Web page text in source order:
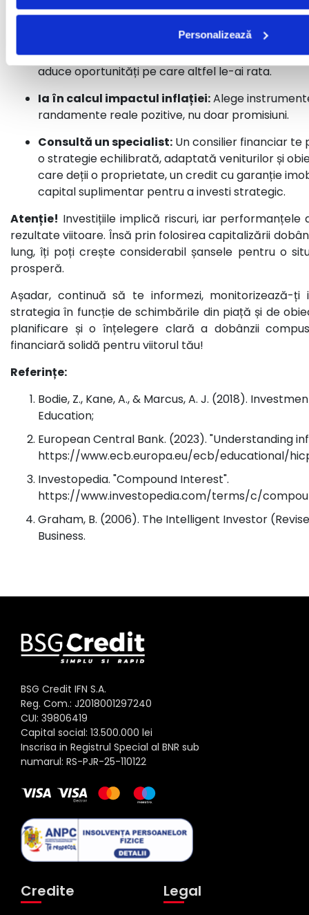
Personalizează
Evită retragerile impulsive:Fiecare întrerupere
compunere. Menținerea ritmului este cheia.
Investește și în educație financiară:
aduce oportunități pe care altfel le-ai rata.
Ia în calcul impactul inflației:Alege
randamente reale pozitive, nu doar promisiuni.
Consultă un specialist: Un consilier financiar
o strategie echilibrată, adaptată veniturilor și
care deții o proprietate, uncredit cu garanție
capital suplimentar pentru a investi strategic.
Atenție! Investițiile implică riscuri, iar
rezultate viitoare. Însă prin folosirea capitalizării
lung, îți poți crește considerabil șansele pentru o
prosperă.
Așadar, continuă să te informezi, monitorizează-ți
strategia în funcție de schimbările din piață și de
planificare și o înțelegere clară a dobânzii
financiară solidă pentru viitorul tău!
Referințe:
Bodie, Z., Kane, A., & Marcus, A. J. (2018).
Education;
European Central Bank. (2023). "Understanding
https://www.ecb.europa.eu/ecb/educational/
Investopedia. "Compound Interest".
https://www.investopedia.com/terms/c/
Graham, B. (2006). The Intelligent Investor
Business.
BSG Credit IFN S.A.
Reg. Com.: J2018001297240
CUI: 39806419
Capital social: 13.500.000 lei
Inscrisa in Registrul Special al BNR sub
numarul: RS-PJR-25-110122
Credite Legal